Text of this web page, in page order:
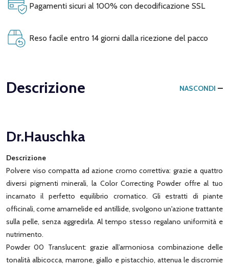
Pagamenti sicuri al 100% con decodificazione SSL
Reso facile entro 14 giorni dalla ricezione del pacco
Descrizione NASCONDI
Dr.Hauschka
Descrizione
Polvere viso compatta ad azione cromo correttiva: grazie a quattro
diversi pigmenti minerali, la Color Correcting Powder offre al tuo
incarnato il perfetto equilibrio cromatico. Gli estratti di piante
officinali, come amamelide ed antillide, svolgono un'azione trattante
sulla pelle, senza aggredirla. Al tempo stesso regalano uniformità e
nutrimento.
Powder 00 Translucent: grazie all’armoniosa combinazione delle
tonalità albicocca, marrone, giallo e pistacchio, attenua le discromie